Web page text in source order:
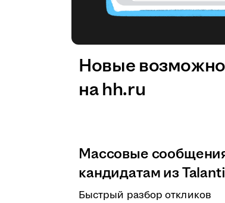
Новые
на hh.ru
Массовые
кандидатам из
Быстрый разбор откликов